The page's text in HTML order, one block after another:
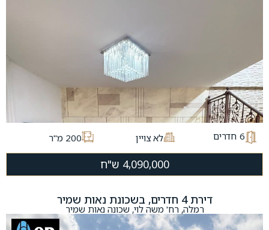
6 חדרים לא צויין 200 מ"ר
4,090,000 ש"ח
דירת 4 חדרים, בשכונת נאות שמיר
רמלה, רח' משה לוי, שכונה נאות שמיר